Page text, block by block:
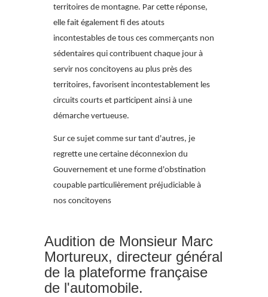
territoires de montagne. Par cette réponse,
elle fait également fi des atouts
incontestables de tous ces commerçants non
sédentaires qui contribuent chaque jour à
servir nos concitoyens au plus près des
territoires, favorisent incontestablement les
circuits courts et participent ainsi à une
démarche vertueuse.
Sur ce sujet comme sur tant d'autres, je
regrette une certaine déconnexion du
Gouvernement et une forme d'obstination
coupable particulièrement préjudiciable à
nos concitoyens
Audition de Monsieur Marc
Mortureux, directeur général
de la plateforme française
de l'automobile.